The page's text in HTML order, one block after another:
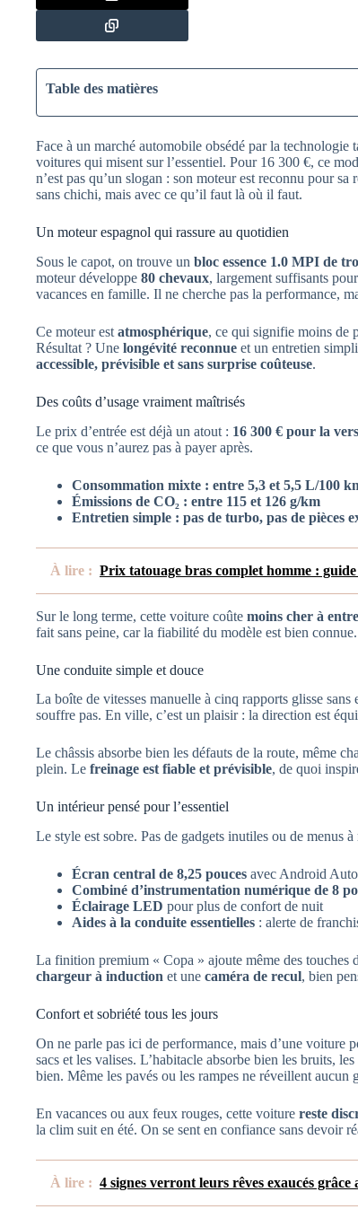
Table des matières
Face à un marché automobile obsédé par la technologie
voitures qui misent sur l’essentiel. Pour 16 300 €, ce
n’est pas qu’un slogan : son moteur est reconnu pour
sans chichi, mais avec ce qu’il faut là où il faut.
Un moteur espagnol qui rassure au quotidien
Sous le capot, on trouve un bloc essence 1.0 MPI de
moteur développe 80 chevaux, largement suffisants
vacances en famille. Il ne cherche pas la performance,
Ce moteur est atmosphérique, ce qui signifie moins de
Résultat ? Une longévité reconnue et un entretien
accessible, prévisible et sans surprise coûteuse.
Des coûts d’usage vraiment maîtrisés
Le prix d’entrée est déjà un atout : 16 300 € pour la
ce que vous n’aurez pas à payer après.
Consommation mixte : entre 5,3 et 5,5 L/100
Émissions de CO₂ : entre 115 et 126 g/km
Entretien simple : pas de turbo, pas de pièces
À lire : Prix tatouage bras complet homme : guide
Sur le long terme, cette voiture coûte moins cher à
fait sans peine, car la fiabilité du modèle est bien connue.
Une conduite simple et douce
La boîte de vitesses manuelle à cinq rapports glisse sans
souffre pas. En ville, c’est un plaisir : la direction est
Le châssis absorbe bien les défauts de la route, même
plein. Le freinage est fiable et prévisible, de quoi
Un intérieur pensé pour l’essentiel
Le style est sobre. Pas de gadgets inutiles ou de menus
Écran central de 8,25 pouces avec Android
Combiné d’instrumentation numérique de 8
Éclairage LED pour plus de confort de nuit
Aides à la conduite essentielles : alerte de
La finition premium « Copa » ajoute même des touches
chargeur à induction et une caméra de recul, bien
Confort et sobriété tous les jours
On ne parle pas ici de performance, mais d’une voiture
sacs et les valises. L’habitacle absorbe bien les bruits,
bien. Même les pavés ou les rampes ne réveillent aucun
En vacances ou aux feux rouges, cette voiture reste
la clim suit en été. On se sent en confiance sans devoir
À lire : 4 signes verront leurs rêves exaucés